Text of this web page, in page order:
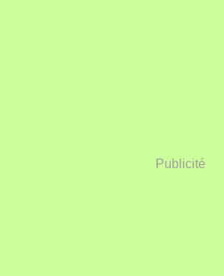
Publicité